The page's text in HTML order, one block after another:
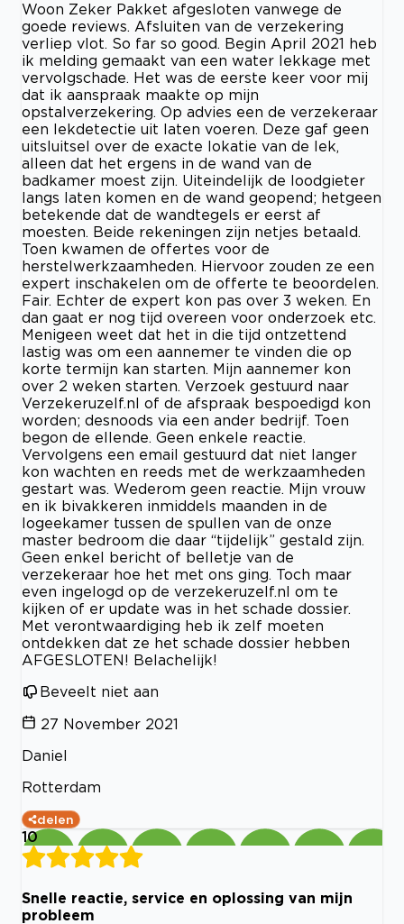
Woon Zeker Pakket afgesloten vanwege de
goede reviews. Afsluiten van de verzekering
verliep vlot. So far so good. Begin April 2021 heb
ik melding gemaakt van een water lekkage met
vervolgschade. Het was de eerste keer voor mij
dat ik aanspraak maakte op mijn
opstalverzekering. Op advies een de verzekeraar
een lekdetectie uit laten voeren. Deze gaf geen
uitsluitsel over de exacte lokatie van de lek,
alleen dat het ergens in de wand van de
badkamer moest zijn. Uiteindelijk de loodgieter
langs laten komen en de wand geopend; hetgeen
betekende dat de wandtegels er eerst af
moesten. Beide rekeningen zijn netjes betaald.
Toen kwamen de offertes voor de
herstelwerkzaamheden. Hiervoor zouden ze een
expert inschakelen om de offerte te beoordelen.
Fair. Echter de expert kon pas over 3 weken. En
dan gaat er nog tijd overeen voor onderzoek etc.
Menigeen weet dat het in die tijd ontzettend
lastig was om een aannemer te vinden die op
korte termijn kan starten. Mijn aannemer kon
over 2 weken starten. Verzoek gestuurd naar
Verzekeruzelf.nl of de afspraak bespoedigd kon
worden; desnoods via een ander bedrijf. Toen
begon de ellende. Geen enkele reactie.
Vervolgens een email gestuurd dat niet langer
kon wachten en reeds met de werkzaamheden
gestart was. Wederom geen reactie. Mijn vrouw
en ik bivakkeren inmiddels maanden in de
logeekamer tussen de spullen van de onze
master bedroom die daar “tijdelijk” gestald zijn.
Geen enkel bericht of belletje van de
verzekeraar hoe het met ons ging. Toch maar
even ingelogd op de verzekeruzelf.nl om te
kijken of er update was in het schade dossier.
Met verontwaardiging heb ik zelf moeten
ontdekken dat ze het schade dossier hebben
AFGESLOTEN! Belachelijk!
Beveelt niet aan
27 November 2021
Daniel
Rotterdam
delen
10
Snelle reactie, service en oplossing van mijn
probleem